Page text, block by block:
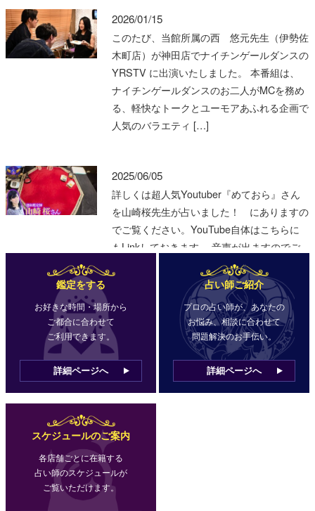
鑑定をする
お好きな時間・場所から
ご都合に合わせて
ご利用できます。
詳細ページへ
占い師ご紹介
プロの占い師が、あなたの
お悩み、相談に合わせて
問題解決のお手伝い。
詳細ページへ
スケジュールのご案内
各店舗ごとに在籍する
占い師のスケジュールが
ご覧いただけます。